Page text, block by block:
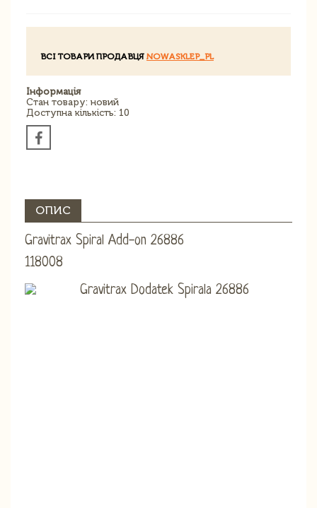
ВСІ ТОВАРИ ПРОДАВЦЯ NOWASKLEP_PL
Інформація
Стан товару: новий
Доступна кількість: 10
ОПИС
Gravitrax Spiral Add-on 26886
118008